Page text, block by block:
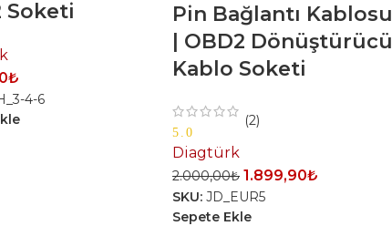
Soketi
₺
4-6
Pin Bağlantı Kablosu
| OBD2 Dönüştürücü
Kablo Soketi
5.0
(2)
Diagtürk
2.000,00₺ 1.899,90₺
SKU: JD_EUR5
Sepete Ekle